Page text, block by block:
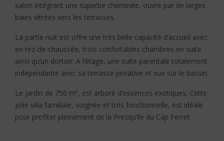
salon intégrant une superbe cheminée, ouvre par de larges
baies vitrées vers les terrasses.
La partie nuit est offre une très belle capacité d’accueil avec
en rez-de-chaussée, trois confortables chambres en suite
ainsi qu’un dortoir. A l’étage, une suite parentale totalement
indépendante avec sa terrasse privative et vue sur le bassin.
Le jardin de 750 m², est arboré d’essences exotiques. Cette
jolie villa familiale, soignée et très fonctionnelle, est idéale
pour profiter pleinement de la Presqu’île du Cap Ferret